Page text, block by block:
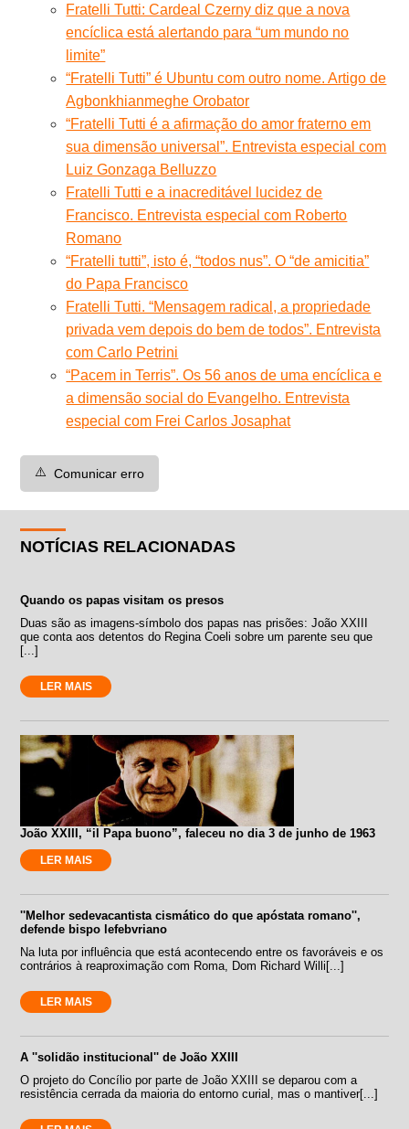
Fratelli Tutti: Cardeal Czerny diz que a nova
encíclica está alertando para “um mundo no
limite”
“Fratelli Tutti” é Ubuntu com outro nome. Artigo de
Agbonkhianmeghe Orobator
“Fratelli Tutti é a afirmação do amor fraterno em
sua dimensão universal”. Entrevista especial com
Luiz Gonzaga Belluzzo
Fratelli Tutti e a inacreditável lucidez de
Francisco. Entrevista especial com Roberto
Romano
“Fratelli tutti”, isto é, “todos nus”. O “de amicitia”
do Papa Francisco
Fratelli Tutti. “Mensagem radical, a propriedade
privada vem depois do bem de todos”. Entrevista
com Carlo Petrini
“Pacem in Terris”. Os 56 anos de uma encíclica e
a dimensão social do Evangelho. Entrevista
especial com Frei Carlos Josaphat
⚠️ Comunicar erro
NOTÍCIAS RELACIONADAS
Quando os papas visitam os presos
Duas são as imagens-símbolo dos papas nas prisões: João XXIII
que conta aos detentos do Regina Coeli sobre um parente seu que
[...]
LER MAIS
João XXIII, “il Papa buono”, faleceu no dia 3 de junho de 1963
LER MAIS
''Melhor sedevacantista cismático do que apóstata romano'',
defende bispo lefebvriano
Na luta por influência que está acontecendo entre os favoráveis e os
contrários à reaproximação com Roma, Dom Richard Willi[...]
LER MAIS
A ''solidão institucional'' de João XXIII
O projeto do Concílio por parte de João XXIII se deparou com a
resistência cerrada da maioria do entorno curial, mas o mantiver[...]